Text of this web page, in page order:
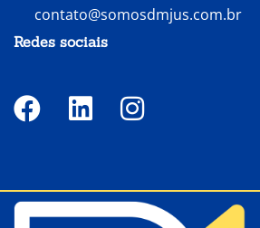
contato@somosdmjus.com.br
Redes sociais